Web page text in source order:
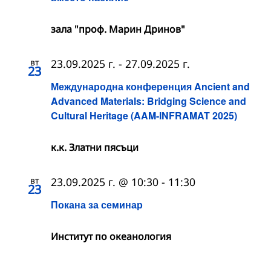
зала "проф. Марин Дринов"
вт
23
Международна конференция Ancient and
Advanced Materials: Bridging Science and
Cultural Heritage (AAM-INFRAMAT 2025)
23.09.2025 г. - 27.09.2025 г.
к.к. Златни пясъци
вт
23
Покана за семинар
23.09.2025 г. @ 10:30 - 11:30
Институт по океанология